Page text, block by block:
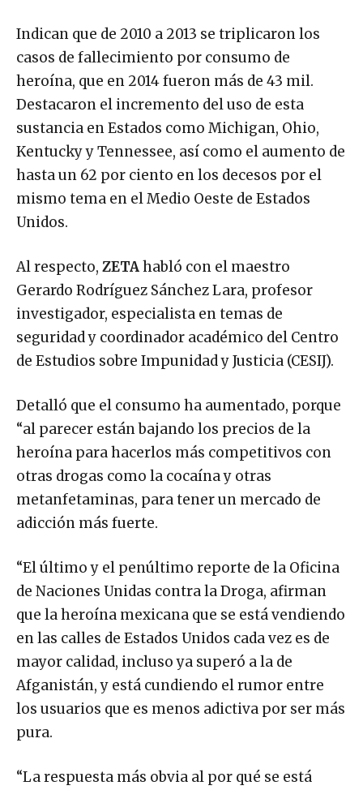
Indican que de 2010 a 2013 se triplicaron los
casos de fallecimiento por consumo de
heroína, que en 2014 fueron más de 43 mil.
Destacaron el incremento del uso de esta
sustancia en Estados como Michigan, Ohio,
Kentucky y Tennessee, así como el aumento de
hasta un 62 por ciento en los decesos por el
mismo tema en el Medio Oeste de Estados
Unidos.
Al respecto, ZETAhabló con el maestro
Gerardo Rodríguez Sánchez Lara, profesor
investigador, especialista en temas de
seguridad y coordinador académico del Centro
de Estudios sobre Impunidad y Justicia (CESIJ).
Detalló que el consumo ha aumentado, porque
“al parecer están bajando los precios de la
heroína para hacerlos más competitivos con
otras drogas como la cocaína y otras
metanfetaminas, para tener un mercado de
adicción más fuerte.
“El último y el penúltimo reporte de la Oficina
de Naciones Unidas contra la Droga, afirman
que la heroína mexicana que se está vendiendo
en las calles de Estados Unidos cada vez es de
mayor calidad, incluso ya superó a la de
Afganistán, y está cundiendo el rumor entre
los usuarios que es menos adictiva por ser más
pura.
“La respuesta más obvia al por qué se está